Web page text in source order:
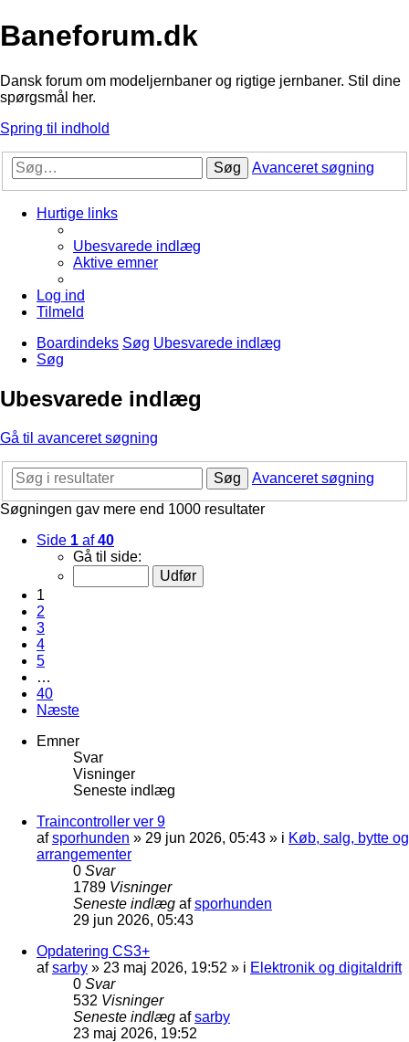
Baneforum.dk
Dansk forum om modeljernbaner og rigtige jernbaner. Stil dine
spørgsmål her.
Spring til indhold
Søg Avanceret søgning
Hurtige links
Ubesvarede indlæg
Aktive emner
Log ind
Tilmeld
Boardindeks Søg Ubesvarede indlæg
Søg
Ubesvarede indlæg
Gå til avanceret søgning
Søg
Avanceret søgning
Søgningen gav mere end 1000 resultater
Side 1 af40
Gå til side:
1
2
3
4
5
…
40
Næste
Emner
Svar
Visninger
Seneste indlæg
Traincontroller ver 9
afsporhunden » 29 jun 2026, 05:43 » i Køb, salg, bytte og
arrangementer
0 Svar
1789 Visninger
Seneste indlæg afsporhunden
29 jun 2026, 05:43
Opdatering CS3+
afsarby » 23 maj 2026, 19:52 » i Elektronik og digitaldrift
0 Svar
532 Visninger
Seneste indlæg afsarby
23 maj 2026, 19:52